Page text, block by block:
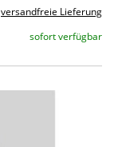
versandfreie Lieferung
sofort verfügbar